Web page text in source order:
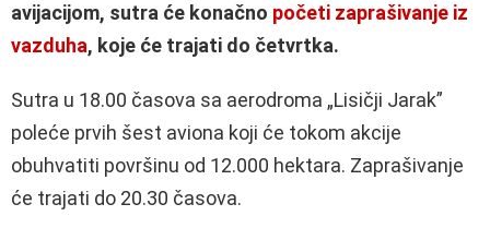
avijacijom, sutra će konačno početi zaprašivanje iz
vazduha, koje će trajati do četvrtka.
Sutra u 18.00 časova sa aerodroma „Lisičji Jarak”
poleće prvih šest aviona koji će tokom akcije
obuhvatiti površinu od 12.000 hektara. Zaprašivanje
će trajati do 20.30 časova.